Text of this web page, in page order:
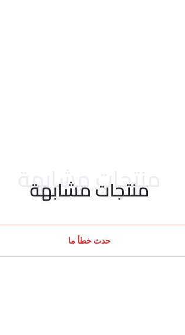
منتجات مشابهة
منتجات مشابهة
حدث خطأ ما